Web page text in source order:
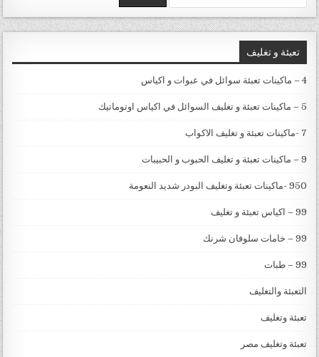
تعبئة و تغليف
4 – ماكينات تعبئة سوائل في عبوات و اكياس
5 – ماكينات تعبئة و تغليف السوائل في اكياس اوتوماتيك
7 -ماكينات تعبئة و تغليف الاكواب
9 – ماكينات تعبئة و تغليف الحبوب و الحبيبات
950 -ماكينات تعبئة وتغليف البودر شديد النعومة
99 – اكياس تعبئة و تغليف
99 – خامات سلوفان شرنك
99 – طبات
التعبئة والتغليف
تعبئة وتغليف
تعبئة وتغليف مصر